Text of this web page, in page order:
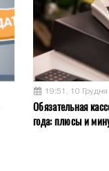
19:51, 10 Грудня
Обязательная
года: плюсы и